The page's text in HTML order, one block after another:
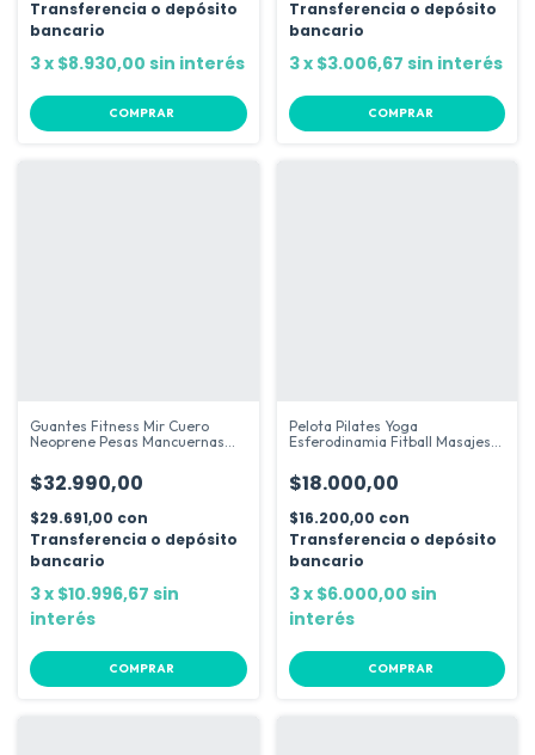
Transferencia o depósito
bancario
3x $8.930,00 sin interés
COMPRAR
Transferencia o depósito
bancario
3x $3.006,67 sin interés
COMPRAR
Guantes Fitness Mir Cuero
Neoprene Pesas Mancuernas
$32.990,00
$29.691,00 con
Transferencia o depósito
bancario
3x $10.996,67 sin
interés
COMPRAR
Pelota Pilates Yoga
Esferodinamia Fitball Masajes
$18.000,00
$16.200,00 con
Transferencia o depósito
bancario
3x $6.000,00 sin
interés
COMPRAR